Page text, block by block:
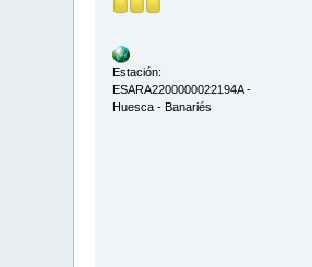
Estación:
ESARA2200000022194A -
Huesca - Banariés